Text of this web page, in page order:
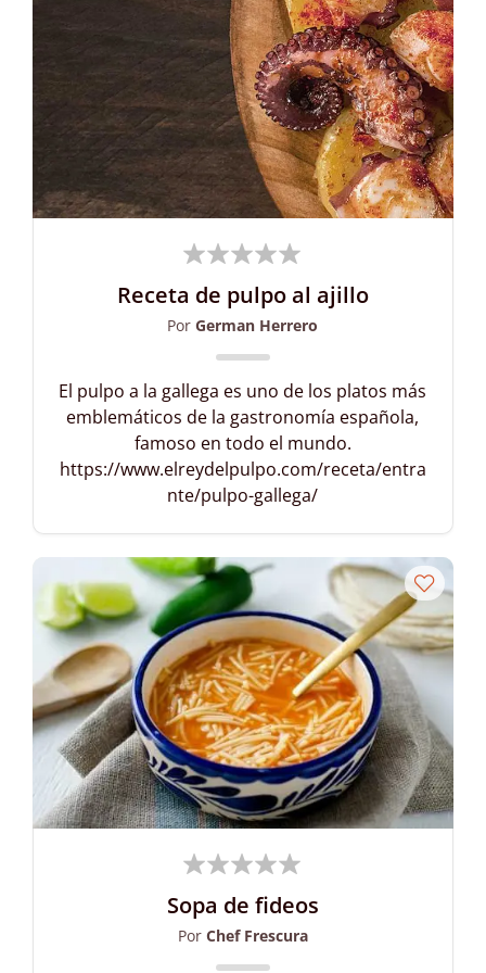
Receta de pulpo al ajillo
PorGerman Herrero
El pulpo a la gallega es uno de los platos más
emblemáticos de la gastronomía española,
famoso en todo el mundo.
https://www.elreydelpulpo.com/receta/entra
nte/pulpo-gallega/
Sopa de fideos
Por Chef Frescura